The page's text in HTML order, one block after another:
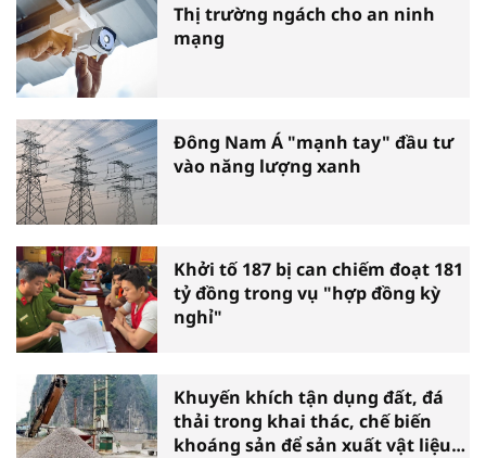
Thị trường ngách cho an ninh
mạng
Đông Nam Á "mạnh tay" đầu tư
vào năng lượng xanh
Khởi tố 187 bị can chiếm đoạt 181
tỷ đồng trong vụ "hợp đồng kỳ
nghỉ"
Khuyến khích tận dụng đất, đá
thải trong khai thác, chế biến
khoáng sản để sản xuất vật liệu